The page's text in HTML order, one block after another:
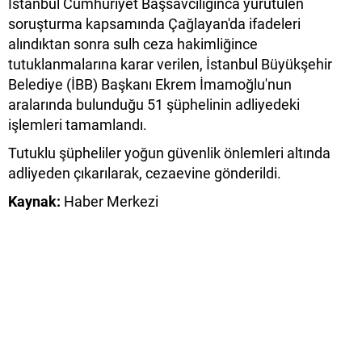
İstanbul Cumhuriyet Başsavcılığınca yürütülen
soruşturma kapsamında Çağlayan'da ifadeleri
alındıktan sonra sulh ceza hakimliğince
tutuklanmalarına karar verilen, İstanbul Büyükşehir
Belediye (İBB) Başkanı Ekrem İmamoğlu'nun
aralarında bulunduğu 51 şüphelinin adliyedeki
işlemleri tamamlandı.
Tutuklu şüpheliler yoğun güvenlik önlemleri altında
adliyeden çıkarılarak, cezaevine gönderildi.
Kaynak: Haber Merkezi